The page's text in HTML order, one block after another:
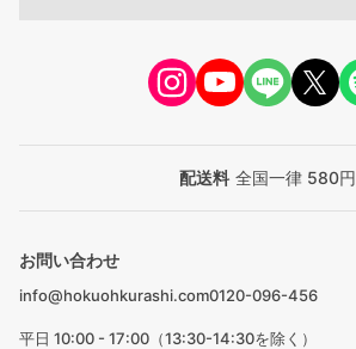
配送料 全国一律 580円
お問い合わせ
info@hokuohkurashi.com0120-096-456
平日 10:00 - 17:00（13:30-14:30を除く）